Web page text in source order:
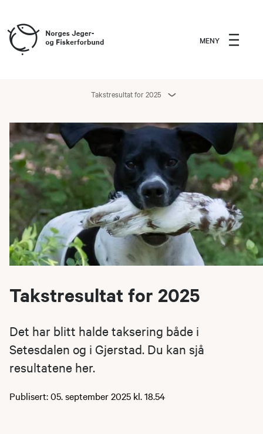
MENY
Takstresultat for 2025
Takstresultat for 2025
Det har blitt halde taksering både i
Setesdalen og i Gjerstad. Du kan sjå
resultatene her.
Publisert: 05. september 2025 kl. 18.54